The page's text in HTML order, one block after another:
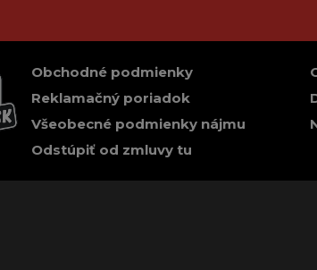
Obchodné podmienky
Reklamačný poriadok
Všeobecné podmienky nájmu
Odstúpiť od zmluvy tu